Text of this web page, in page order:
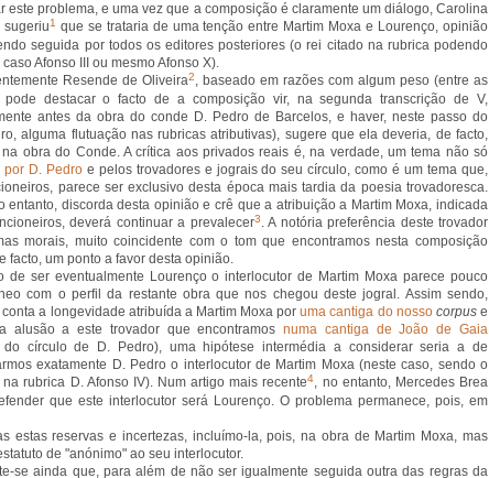
este problema, e uma vez que a composição é claramente um diálogo, Carolina
sugeriu1 que se trataria de uma tenção entre Martim Moxa e Lourenço, opinião
seguida por todos os editores posteriores (o rei citado na rubrica podendo
caso Afonso III ou mesmo Afonso X).
Resende de Oliveira2, baseado em razões com algum peso (entre as
destacar o facto de a composição vir, na segunda transcrição de V,
antes da obra do conde D. Pedro de Barcelos, e haver, neste passo do
alguma flutuação nas rubricas atributivas), sugere que ela deveria, de facto,
obra do Conde. A crítica aos privados reais é, na verdade, um tema não só
por D. Pedroe pelos trovadores e jograis do seu círculo, como é um tema que,
parece ser exclusivo desta época mais tardia da poesia trovadoresca.
entanto, discorda desta opinião e crê que a atribuição a Martim Moxa, indicada
deverá continuar a prevalecer3. A notória preferência deste trovador
morais, muito coincidente com o tom que encontramos nesta composição
facto, um ponto a favor desta opinião.
de ser eventualmente Lourenço o interlocutor de Martim Moxa parece pouco
com o perfil da restante obra que nos chegou deste jogral. Assim sendo,
conta a longevidade atribuída a Martim Moxa poruma cantiga do nosso corpuse
alusão a este trovador que encontramosnuma cantiga de João de Gaia
do círculo de D. Pedro), uma hipótese intermédia a considerar seria a de
exatamente D. Pedro o interlocutor de Martim Moxa (neste caso, sendo o
rubrica D. Afonso IV). Num artigo mais recente4, no entanto, Mercedes Brea
que este interlocutor será Lourenço. O problema permanece, pois, em
estas reservas e incertezas, incluímo-la, pois, na obra de Martim Moxa, mas
de "anónimo" ao seu interlocutor.
se ainda que, para além de não ser igualmente seguida outra das regras da